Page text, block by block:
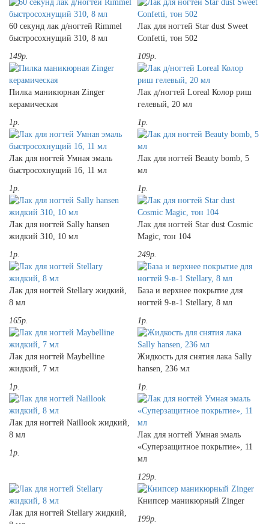
60 секунд лак д/ногтей Rimmel
быстросохнущий 310, 8 мл
149р.
Лак для ногтей Star dust Sweet
Confetti, тон 502
109р.
Пилка маникюрная Zinger
керамическая
1р.
Лак д/ногтей Loreal Колор риш
гелевый, 20 мл
1р.
Лак для ногтей Умная эмаль
быстросохнущий 16, 11 мл
1р.
Лак для ногтей Beauty bomb, 5
мл
1р.
Лак для ногтей Sally hansen
жидкий 310, 10 мл
1р.
Лак для ногтей Star dust Cosmic
Magic, тон 104
249р.
Лак для ногтей Stellary жидкий,
8 мл
165р.
База и верхнее покрытие для
ногтей 9-в-1 Stellary, 8 мл
1р.
Лак для ногтей Maybelline
жидкий, 7 мл
1р.
Жидкость для снятия лака Sally
hansen, 236 мл
1р.
Лак для ногтей Naillook жидкий,
8 мл
1р.
Лак для ногтей Умная эмаль
«Суперзащитное покрытие», 11
мл
129р.
Лак для ногтей Stellary жидкий,
Книпсер маникюрный Zinger
199р.